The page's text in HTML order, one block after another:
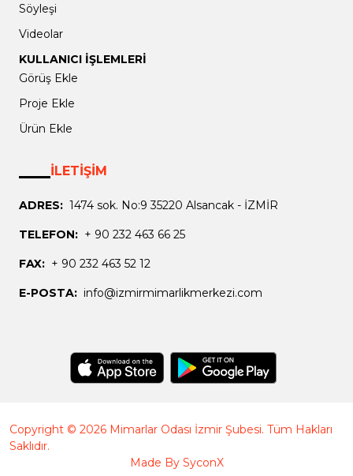
Söyleşi
Videolar
KULLANICI İŞLEMLERİ
Görüş Ekle
Proje Ekle
Ürün Ekle
İLETİŞİM
ADRES: 1474 sok. No:9 35220 Alsancak - İZMİR
TELEFON: + 90 232 463 66 25
FAX: + 90 232 463 52 12
E-POSTA: info@izmirmimarlikmerkezi.com
Copyright © 2026 Mimarlar Odası İzmir Şubesi. Tüm Hakları
Saklıdır.
Made By SyconX